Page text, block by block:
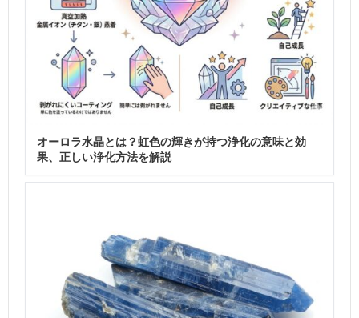
オーロラ水晶とは？虹色の輝きが持つ浄化の意味と効
果、正しい浄化方法を解説